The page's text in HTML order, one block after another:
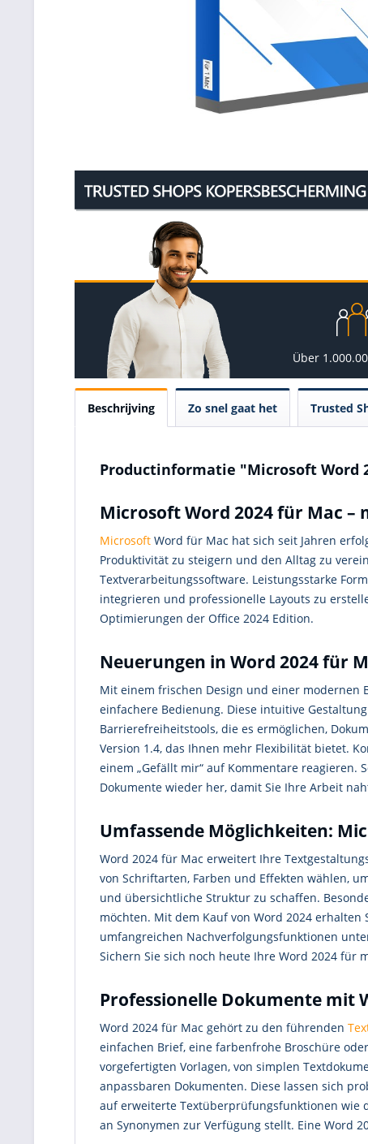
Über
Beschrijving Zo snel gaat het Trusted
Productinformatie "Microsoft Word
Microsoft Word 2024 für Mac
Microsoft Word für Mac hat sich seit Jahren
Produktivität zu steigern und den Alltag zu
Textverarbeitungssoftware. Leistungsstarke
integrieren und professionelle Layouts zu
Optimierungen der Office 2024 Edition.
Neuerungen in Word 2024 für
Mit einem frischen Design und einer modernen
einfachere Bedienung. Diese intuitive
Barrierefreiheitstools, die es ermöglichen,
Version 1.4, das Ihnen mehr Flexibilität bietet.
einem „Gefällt mir“ auf Kommentare reagieren.
Dokumente wieder her, damit Sie Ihre Arbeit
Umfassende Möglichkeiten:
Word 2024 für Mac erweitert Ihre
von Schriftarten, Farben und Effekten wählen,
und übersichtliche Struktur zu schaffen.
möchten. Mit dem Kauf von Word 2024
umfangreichen Nachverfolgungsfunktionen
Sichern Sie sich noch heute Ihre Word 2024 für
Professionelle Dokumente mit
Word 2024 für Mac gehört zu den führenden
einfachen Brief, eine farbenfrohe Broschüre
vorgefertigten Vorlagen, von simplen
anpassbaren Dokumenten. Diese lassen sich
auf erweiterte Textüberprüfungsfunktionen wie
an Synonymen zur Verfügung stellt. Eine Word